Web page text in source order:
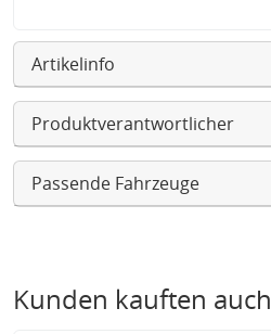
Artikelinfo
Produktverantwortlicher
Passende Fahrzeuge
Kunden kauften auch